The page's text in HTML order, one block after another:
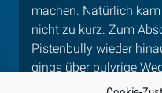
machen. Natürlich
nicht zu kurz. Zum
Pistenbully wieder
gings über pulvrige
nach Partenen.